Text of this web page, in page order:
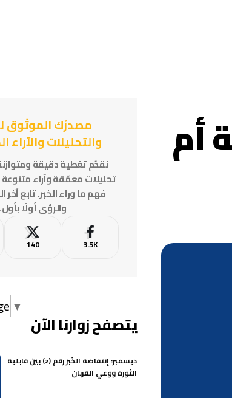
أم مصدرُك الموثوق
والتحليلات والآراء
نقدّم تغطية دقيقة
تحليلات معمّقة وآراء
فهم ما وراء الخبر. تابع
والرؤى أولًا بأول.
3.5K
140
▼
يتصفح زوارنا الآن
ديسمبر: إنتفاضة الخُبز رقم (z) بين قابلية
الثورة ووعي القربان